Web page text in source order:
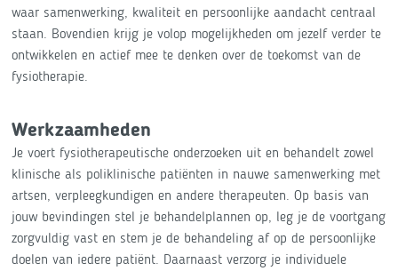
waar samenwerking, kwaliteit en persoonlijke aandacht centraal
staan. Bovendien krijg je volop mogelijkheden om jezelf verder te
ontwikkelen en actief mee te denken over de toekomst van de
fysiotherapie.
Werkzaamheden
Je voert fysiotherapeutische onderzoeken uit en behandelt zowel
klinische als poliklinische patiënten in nauwe samenwerking met
artsen, verpleegkundigen en andere therapeuten. Op basis van
jouw bevindingen stel je behandelplannen op, leg je de voortgang
zorgvuldig vast en stem je de behandeling af op de persoonlijke
doelen van iedere patiënt. Daarnaast verzorg je individuele